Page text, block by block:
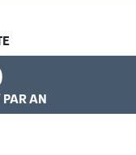
PAR AN